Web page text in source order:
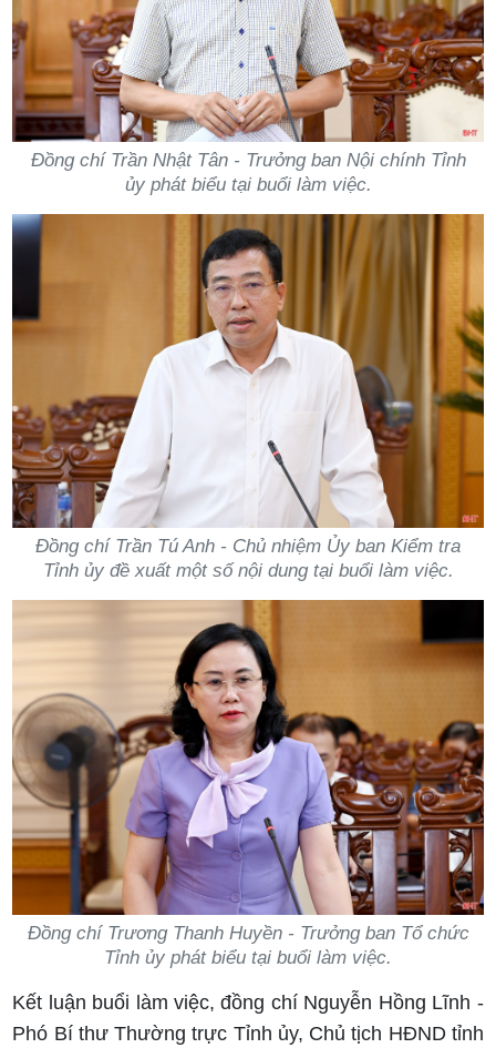
Đồng chí Trần Nhật Tân - Trưởng ban Nội chính Tỉnh
ủy phát biểu tại buổi làm việc.
Đồng chí Trần Tú Anh - Chủ nhiệm Ủy ban Kiểm tra
Tỉnh ủy đề xuất một số nội dung tại buổi làm việc.
Đồng chí Trương Thanh Huyền - Trưởng ban Tổ chức
Tỉnh ủy phát biểu tại buổi làm việc.
Kết luận buổi làm việc, đồng chí Nguyễn Hồng Lĩnh -
Phó Bí thư Thường trực Tỉnh ủy, Chủ tịch HĐND tỉnh